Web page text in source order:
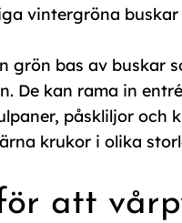
vintergröna
grön bas av buskar
De kan rama in
påskliljor och
krukor i olika
att